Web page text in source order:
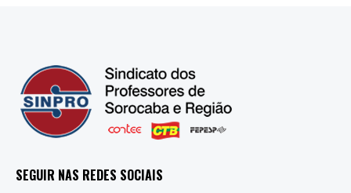
SEGUIR NAS REDES SOCIAIS